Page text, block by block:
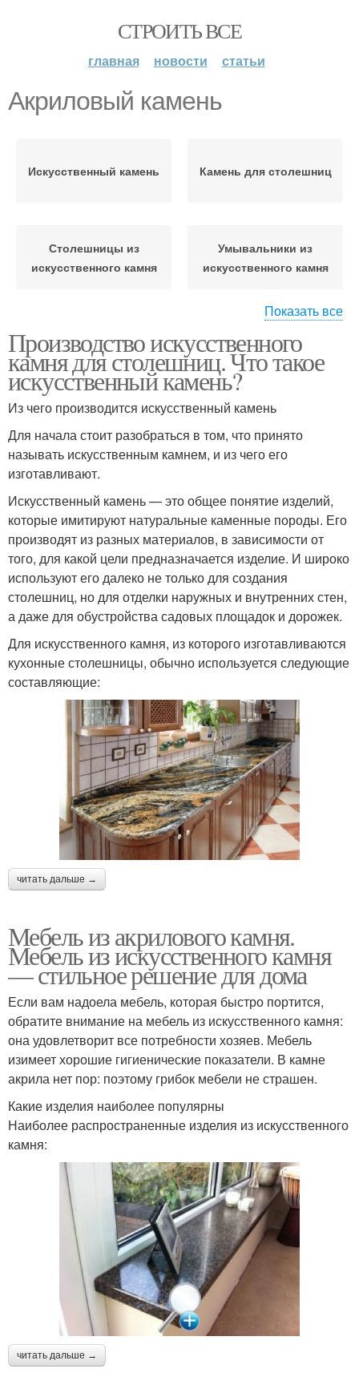
СТРОИТЬ ВСЕ
главная новости статьи
Акриловый камень
Искусственный камень Камень для столешниц
Столешницы из
искусственного камня
Умывальники из
искусственного камня
Раковины из камня
искусственного камня
Искусственные камни Столешницы из камня
Акриловые
столешницы
Мебель из акрилового
камня
Мебель из
искусственного камня
Камень в москве
Столешницы из
акрилового камня
Показать все
Производство искусственного
камня для столешниц. Что такое
искусственный камень?
Из чего производится искусственный камень
Для начала стоит разобраться в том, что принято
называть искусственным камнем, и из чего его
изготавливают.
Искусственный камень — это общее понятие изделий,
которые имитируют натуральные каменные породы. Его
производят из разных материалов, в зависимости от
того, для какой цели предназначается изделие. И широко
используют его далеко не только для создания
столешниц, но для отделки наружных и внутренних стен,
а даже для обустройства садовых площадок и дорожек.
Для искусственного камня, из которого изготавливаются
кухонные столешницы, обычно используется следующие
составляющие:
читать дальше →
Мебель из акрилового камня.
Мебель из искусственного камня
— стильное решение для дома
Если вам надоела мебель, которая быстро портится,
обратите внимание на мебель из искусственного камня:
она удовлетворит все потребности хозяев. Мебель
изимеет хорошие гигиенические показатели. В камне
акрила нет пор: поэтому грибок мебели не страшен.
Какие изделия наиболее популярны
Наиболее распространенные изделия из искусственного
камня:
читать дальше →